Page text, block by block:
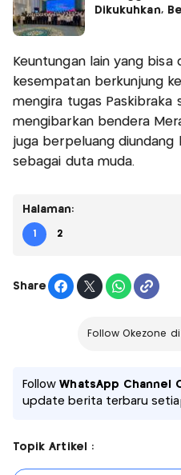
Dikukuhkan,
Keuntungan lain yang bisa
kesempatan berkunjung
mengira tugas Paskibraka
mengibarkan bendera
juga berpeluang diundang
sebagai duta muda.
Halaman:
1 2
Share
Follow Okezone
FollowWhatsApp Channel
update berita terbaru
Topik Artikel :